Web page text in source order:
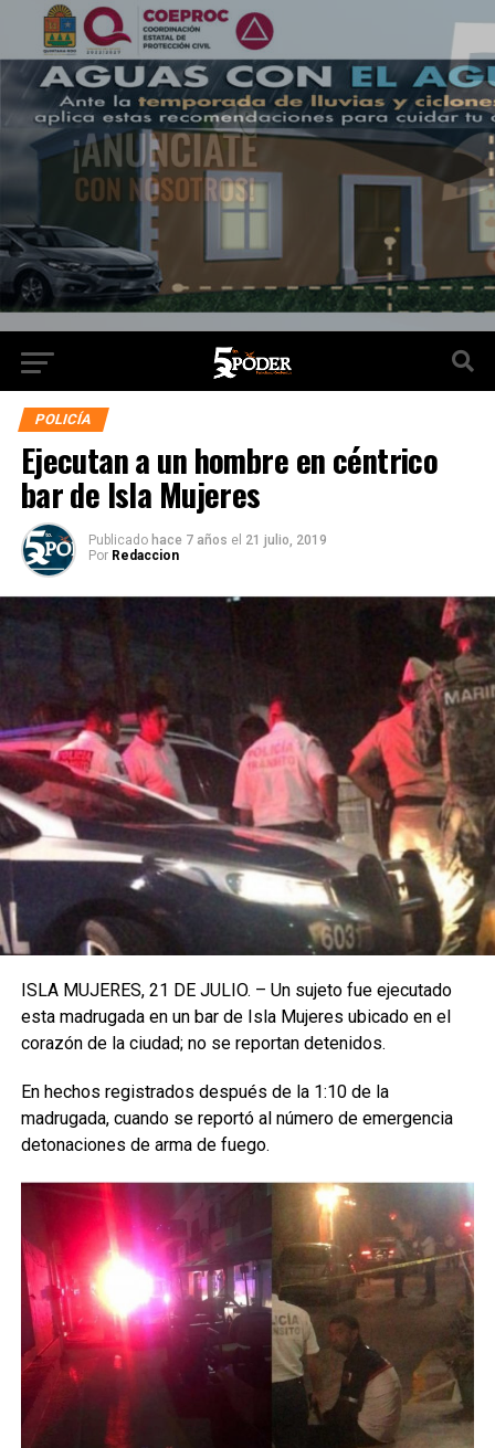
POLICÍA
Ejecutan a un hombre en céntrico
bar de Isla Mujeres
Publicado hace 7 años el 21 julio, 2019
Por Redaccion
ISLA MUJERES, 21 DE JULIO. – Un sujeto fue ejecutado
esta madrugada en un bar de Isla Mujeres ubicado en el
corazón de la ciudad; no se reportan detenidos.
En hechos registrados después de la 1:10 de la
madrugada, cuando se reportó al número de emergencia
detonaciones de arma de fuego.